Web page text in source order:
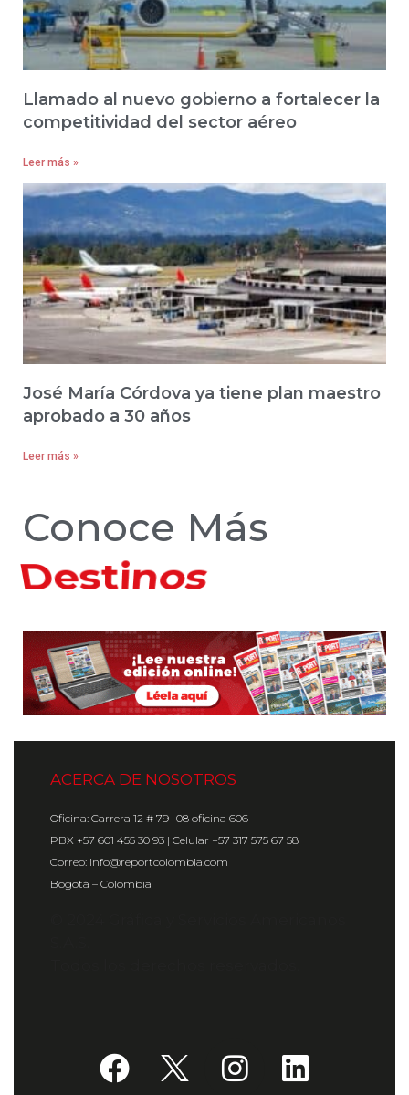
Llamado al nuevo gobierno a fortalecer la
competitividad del sector aéreo
Leer más »
José María Córdova ya tiene plan maestro
aprobado a 30 años
Leer más »
Conoce Más
Hoteles
ACERCA DE NOSOTROS
Oficina: Carrera 12 # 79 -08 oficina 606
PBX +57 601 455 30 93 | Celular +57 317 575 67 58
Correo: info@reportcolombia.com
Bogotá – Colombia